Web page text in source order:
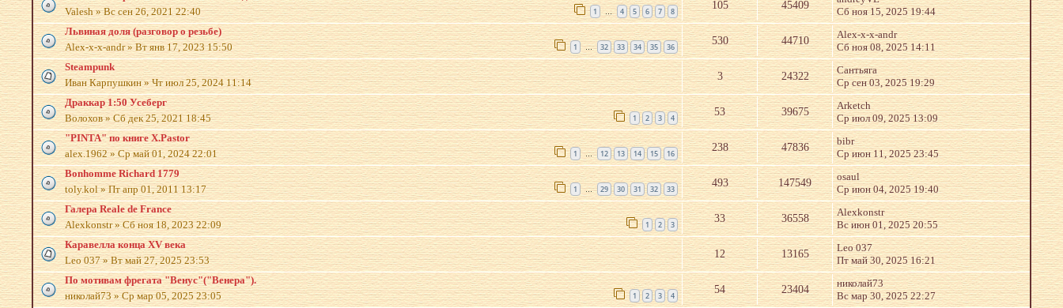
Valesh»Вс сен 26, 2021 22:40 1 … 4 5 6 7 8
105 45409
Сб ноя 15, 2025 19:44
Львиная доля (разговор о резьбе)
Alex-x-x-andr»Вт янв 17, 2023 15:50 1 … 32 33 34 35 36
530 44710
Alex-x-x-andr
Сб ноя 08, 2025 14:11
Steampunk
Иван Карпушкин»Чт июл 25, 2024 11:14
3 24322
Сантьяга
Ср сен 03, 2025 19:29
Драккар 1:50 Усеберг
Волохов»Сб дек 25, 2021 18:45 1 2 3 4
53 39675
Arketch
Ср июл 09, 2025 13:09
"PINTA" по книге X.Pastor
alex.1962»Ср май 01, 2024 22:01 1 … 12 13 14 15 16
238 47836
bibr
Ср июн 11, 2025 23:45
Bonhomme Richard 1779
toly.kol»Пт апр 01, 2011 13:17 1 … 29 30 31 32 33
493 147549
osaul
Ср июн 04, 2025 19:40
Галера Reale de France
Alexkonstr»Сб ноя 18, 2023 22:09 1 2 3
33 36558
Alexkonstr
Вс июн 01, 2025 20:55
Каравелла конца XV века
Leo 037»Вт май 27, 2025 23:53
12 13165
Leo 037
Пт май 30, 2025 16:21
По мотивам фрегата "Венус"("Венера").
николай73»Ср мар 05, 2025 23:05 1 2 3 4
54 23404
николай73
Вс мар 30, 2025 22:27